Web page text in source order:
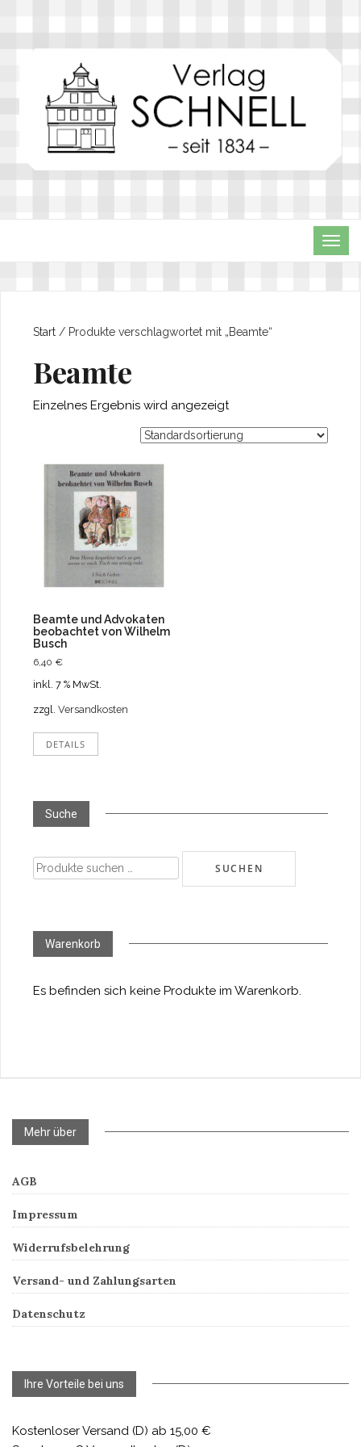
Start / Produkte verschlagwortet mit „Beamte“
Beamte
Einzelnes Ergebnis wird angezeigt
Beamte und Advokaten
beobachtet von Wilhelm
Busch
6,40 €
inkl. 7 % MwSt.
zzgl. Versandkosten
DETAILS
Suche
Suchen
nach:
SUCHEN
Warenkorb
Es befinden sich keine Produkte im Warenkorb.
Mehr über
AGB
Impressum
Widerrufsbelehrung
Versand- und Zahlungsarten
Datenschutz
Ihre Vorteile bei uns
Kostenloser Versand (D) ab 15,00 €